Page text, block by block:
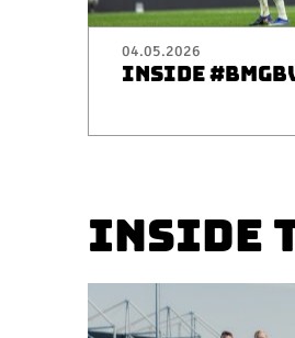
04.05.2026
INSIDE
INSIDE